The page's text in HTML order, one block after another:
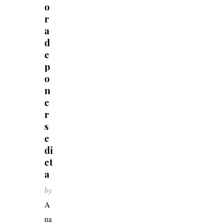
o
r
a
d
e
p
o
n
e
r
s
e
di
et
a
by
A
na